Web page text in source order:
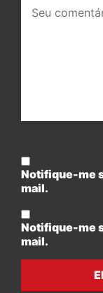
comentário:
Notifique-me
mail.
Notifique-me
mail.